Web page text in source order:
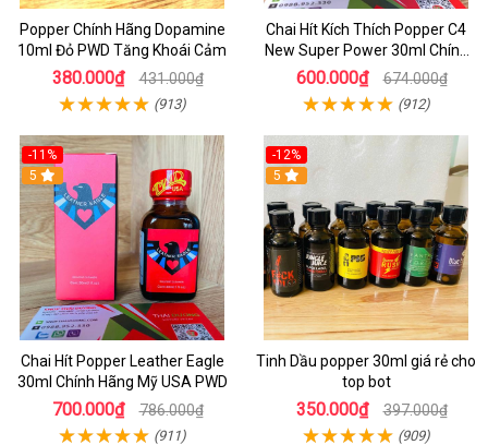
Popper Chính Hãng Dopamine
10ml Đỏ PWD Tăng Khoái Cảm
380.000₫ 431.000₫
(913)
Chai Hít Kích Thích Popper C4
New Super Power 30ml Chính
Hãng Mỹ USA
600.000₫ 674.000₫
(912)
-11%
5
Chai Hít Popper Leather Eagle
30ml Chính Hãng Mỹ USA PWD
700.000₫ 786.000₫
(911)
-12%
5
Tinh Dầu popper 30ml giá rẻ cho
top bot
350.000₫ 397.000₫
(909)